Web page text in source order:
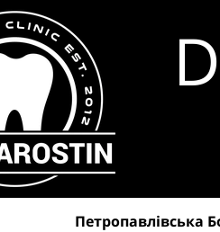
Петропавлівська